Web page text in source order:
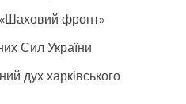
«Шаховий фронт»
Сил України
дух харківського